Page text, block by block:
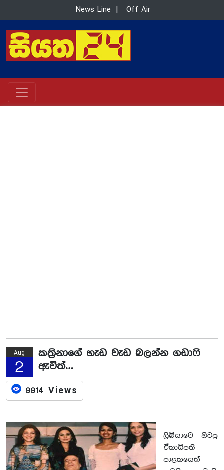
News Line Off Air
Aug
2
කත්‍රිනාගේ හැඩ වැඩ බලන්න ගඩාෆි
ඇවිත්…
9914 Views
ලිබියාවෙ හිටපු
ඒකාධිපති
පාළකයෙක්